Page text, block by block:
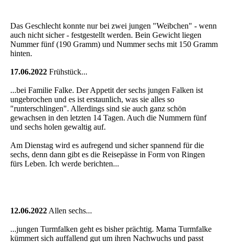
Das Geschlecht konnte nur bei zwei jungen "Weibchen" - wenn
auch nicht sicher - festgestellt werden. Bein Gewicht liegen
Nummer fünf (190 Gramm) und Nummer sechs mit 150 Gramm
hinten.
17.06.2022 Frühstück...
...bei Familie Falke. Der Appetit der sechs jungen Falken ist
ungebrochen und es ist erstaunlich, was sie alles so
"runterschlingen". Allerdings sind sie auch ganz schön
gewachsen in den letzten 14 Tagen. Auch die Nummern fünf
und sechs holen gewaltig auf.
Am Dienstag wird es aufregend und sicher spannend für die
sechs, denn dann gibt es die Reisepässe in Form von Ringen
fürs Leben. Ich werde berichten...
12.06.2022 Allen sechs...
...jungen Turmfalken geht es bisher prächtig. Mama Turmfalke
kümmert sich auffallend gut um ihren Nachwuchs und passt